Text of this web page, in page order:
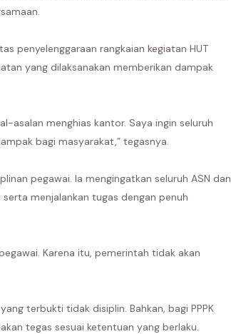
penyelenggaraan rangkaian kegiatan HUT
yang dilaksanakan memberikan dampak
asalan menghias kantor. Saya ingin seluruh
bagi masyarakat,” tegasnya.
pegawai. Ia mengingatkan seluruh ASN dan
menjalankan tugas dengan penuh
Karena itu, pemerintah tidak akan
terbukti tidak disiplin. Bahkan, bagi PPPK
tegas sesuai ketentuan yang berlaku.